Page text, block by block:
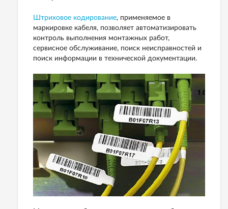
Штриховое кодирование, применяемое в
маркировке кабеля, позволяет автоматизировать
контроль выполнения монтажных работ,
сервисное обслуживание, поиск неисправностей и
поиск информации в технической документации.